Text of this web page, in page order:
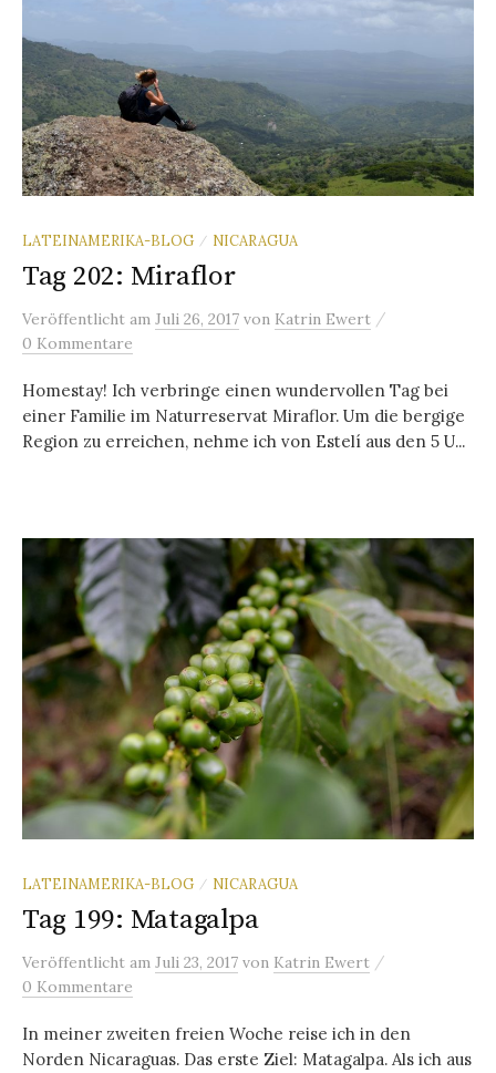
LATEINAMERIKA-BLOG / NICARAGUA
Tag 202: Miraflor
Veröffentlicht am Juli 26, 2017 von Katrin Ewert /
0 Kommentare
Homestay! Ich verbringe einen wundervollen Tag bei
einer Familie im Naturreservat Miraflor. Um die bergige
Region zu erreichen, nehme ich von Estelí aus den 5 U...
LATEINAMERIKA-BLOG / NICARAGUA
Tag 199: Matagalpa
Veröffentlicht am Juli 23, 2017 von Katrin Ewert /
0 Kommentare
In meiner zweiten freien Woche reise ich in den
Norden Nicaraguas. Das erste Ziel: Matagalpa. Als ich aus